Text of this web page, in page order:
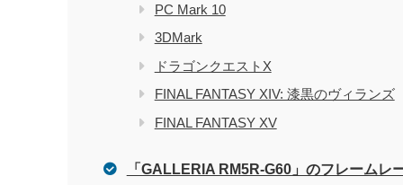
PC Mark 10
3DMark
ドラゴンクエストX
FINAL FANTASY XIV: 漆黒のヴィランズ
FINAL FANTASY XV
「GALLERIA RM5R-G60」のフレームレ